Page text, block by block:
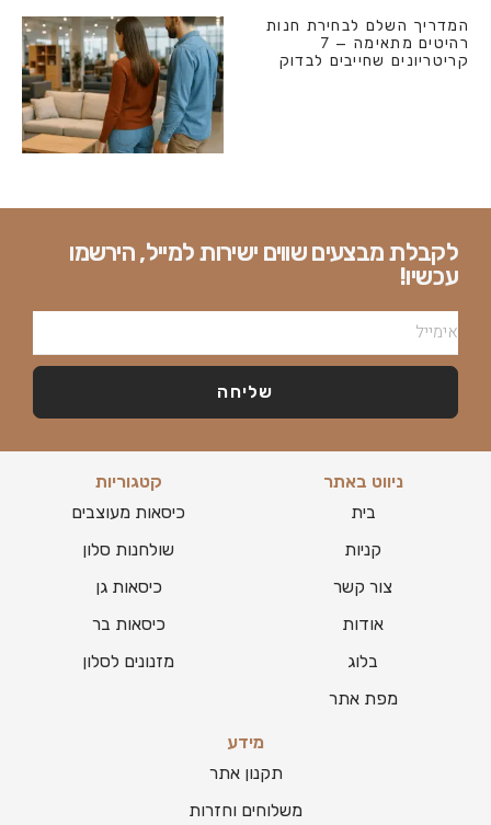
המדריך השלם לבחירת חנות
רהיטים מתאימה – 7
קריטריונים שחייבים לבדוק
לקבלת מבצעים שווים ישירות למייל, הירשמו
עכשיו!
שליחה
ניווט באתר
בית
קניות
צור קשר
אודות
בלוג
מפת אתר
קטגוריות
כיסאות מעוצבים
שולחנות סלון
כיסאות גן
כיסאות בר
מזנונים לסלון
מידע
תקנון אתר
משלוחים וחזרות